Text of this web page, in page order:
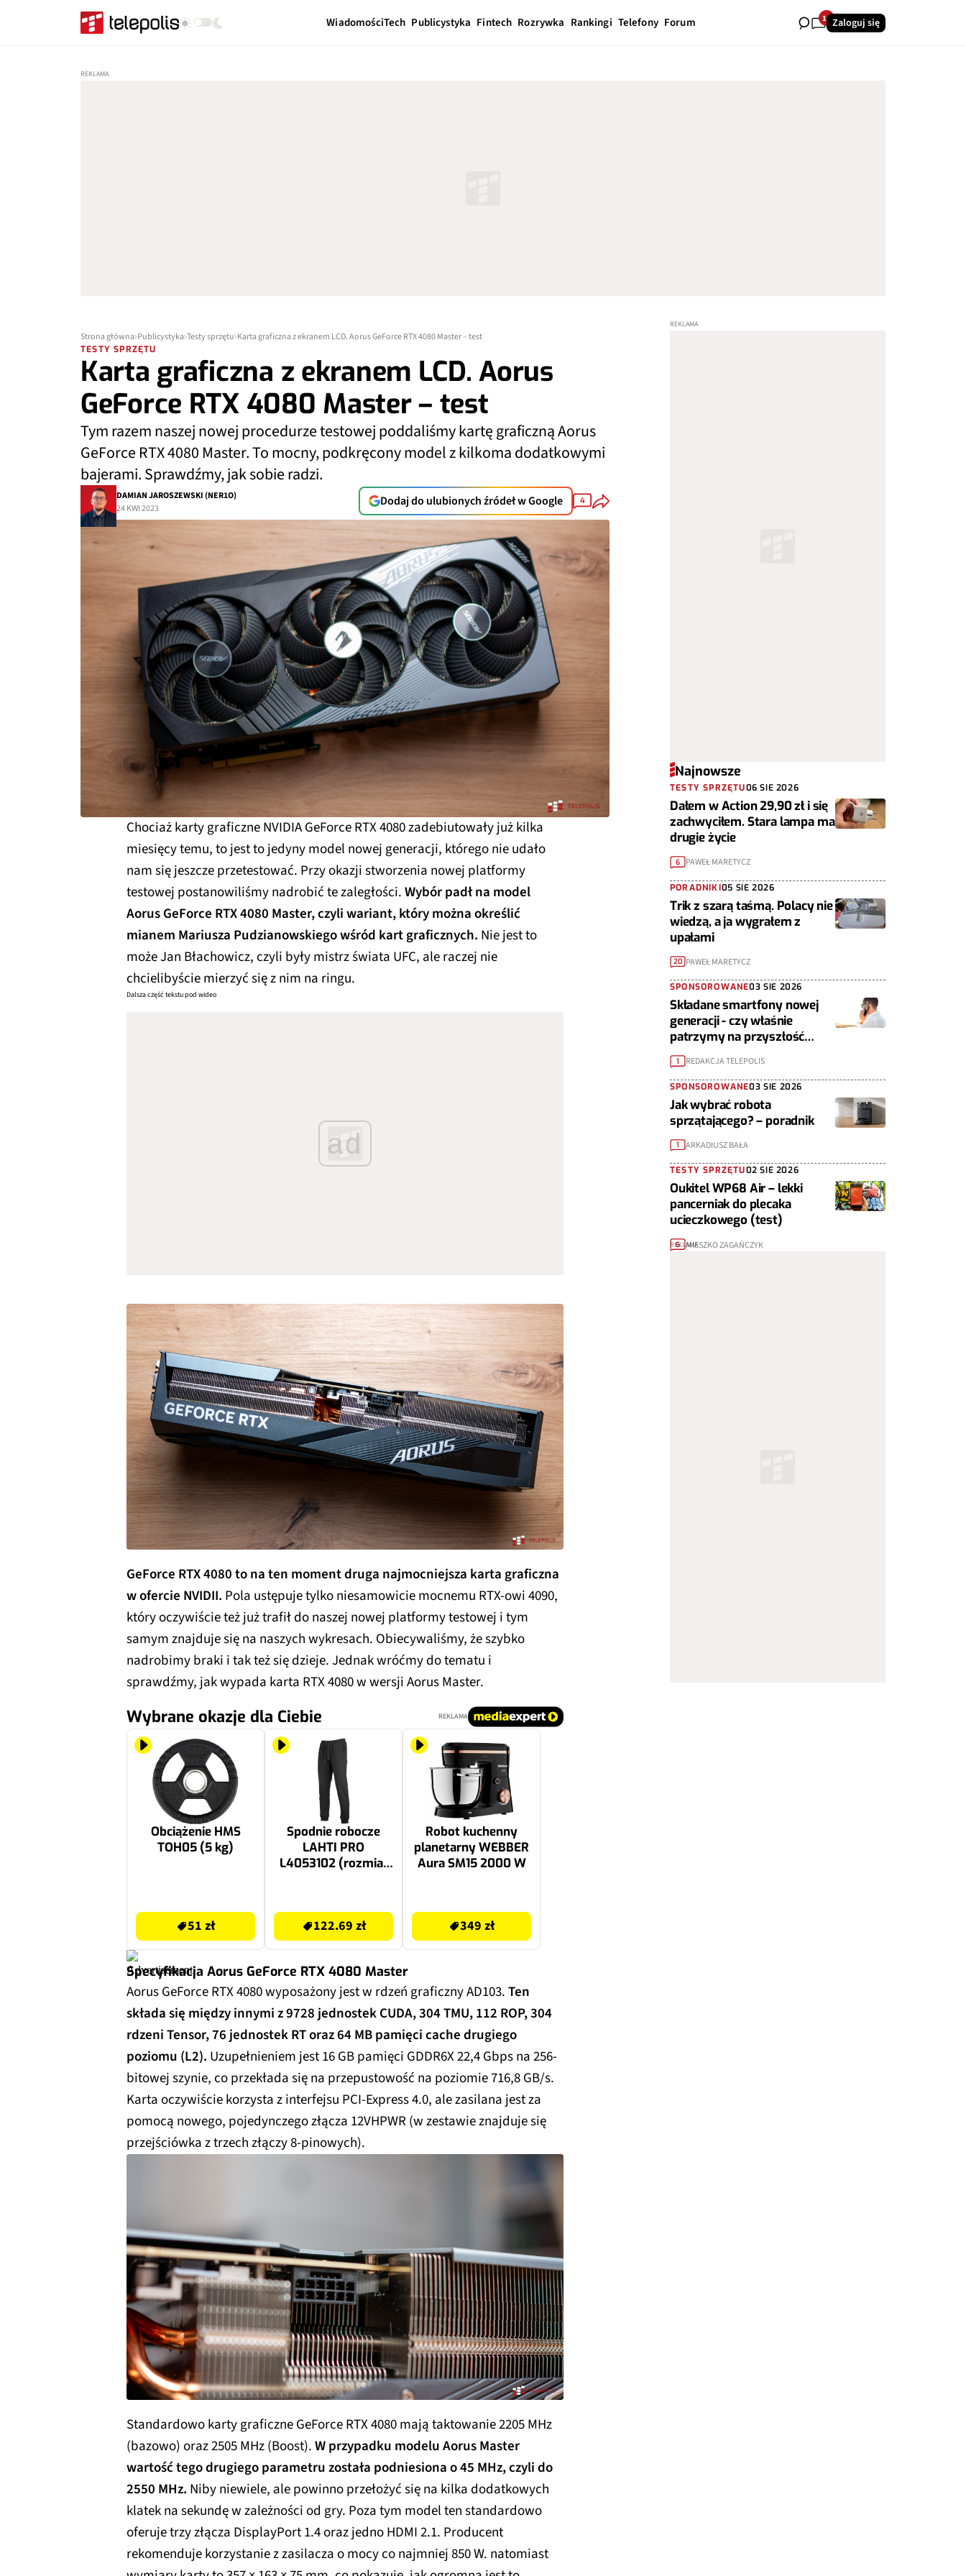
WiadomościTech Publicystyka Fintech Rozrywka Rankingi Telefony Forum 16Zaloguj się
Strona główna Publicystyka Testy sprzętu Karta graficzna z ekranem LCD. Aorus GeForce RTX 4080 Master – test
TESTY SPRZĘTU
Karta graficzna z ekranem LCD. Aorus
GeForce RTX 4080 Master – test
Tym razem naszej nowej procedurze testowej poddaliśmy kartę graficzną Aorus
GeForce RTX 4080 Master. To mocny, podkręcony model z kilkoma dodatkowymi
bajerami. Sprawdźmy, jak sobie radzi.
DAMIAN JAROSZEWSKI (NER1O)
24 KWI 2023
Dodaj do ulubionych źródeł w Google 4
Chociaż karty graficzne NVIDIA GeForce RTX 4080 zadebiutowały już kilka
miesięcy temu, to jest to jedyny model nowej generacji, którego nie udało
nam się jeszcze przetestować. Przy okazji stworzenia nowej platformy
testowej postanowiliśmy nadrobić te zaległości.Wybór padł na model
Aorus GeForce RTX 4080 Master, czyli wariant, który można określić
mianem Mariusza Pudzianowskiego wśród kart graficznych. Nie jest to
może Jan Błachowicz, czyli były mistrz świata UFC, ale raczej nie
chcielibyście mierzyć się z nim na ringu.
Dalsza część tekstu pod wideo
ad
GeForce RTX 4080 to na ten moment druga najmocniejsza karta graficzna
w ofercie NVIDII. Pola ustępuje tylko niesamowicie mocnemu RTX-owi 4090,
który oczywiście też już trafił do naszej nowej platformy testowej i tym
samym znajduje się na naszych wykresach. Obiecywaliśmy, że szybko
nadrobimy braki i tak też się dzieje. Jednak wróćmy do tematu i
sprawdźmy, jak wypada karta RTX 4080 w wersji Aorus Master.
Wybrane okazje dla Ciebie REKLAMA
Obciążenie HMS
TOH05 (5 kg)
51 zł
Spodnie robocze
LAHTI PRO
L4053102 (rozmiar
122.69 zł
Robot kuchenny
planetarny WEBBER
Aura SM15 2000 W
349 zł
Specyfikacja Aorus GeForce RTX 4080 Master
Aorus GeForce RTX 4080 wyposażony jest w rdzeń graficzny AD103.Ten
składa się między innymi z 9728 jednostek CUDA, 304 TMU, 112 ROP, 304
rdzeni Tensor, 76 jednostek RT oraz 64 MB pamięci cache drugiego
poziomu (L2). Uzupełnieniem jest 16 GB pamięci GDDR6X 22,4 Gbps na 256-
bitowej szynie, co przekłada się na przepustowość na poziomie 716,8 GB/s.
Karta oczywiście korzysta z interfejsu PCI-Express 4.0, ale zasilana jest za
pomocą nowego, pojedynczego złącza 12VHPWR (w zestawie znajduje się
przejściówka z trzech złączy 8-pinowych).
Standardowo karty graficzne GeForce RTX 4080 mają taktowanie 2205 MHz
(bazowo) oraz 2505 MHz (Boost).W przypadku modelu Aorus Master
wartość tego drugiego parametru została podniesiona o 45 MHz, czyli do
2550 MHz. Niby niewiele, ale powinno przełożyć się na kilka dodatkowych
klatek na sekundę w zależności od gry. Poza tym model ten standardowo
oferuje trzy złącza DisplayPort 1.4 oraz jedno HDMI 2.1. Producent
rekomenduje korzystanie z zasilacza o mocy co najmniej 850 W. natomiast
Najnowsze
TESTY SPRZĘTU06 SIE 2026
Dałem w Action 29,90 zł i się
zachwyciłem. Stara lampa ma
drugie życie
6 PAWEŁ MARETYCZ
PORADNIKI05 SIE 2026
Trik z szarą taśmą. Polacy nie
wiedzą, a ja wygrałem z
upałami
20 PAWEŁ MARETYCZ
SPONSOROWANE03 SIE 2026
Składane smartfony nowej
generacji - czy właśnie
patrzymy na przyszłość
urządzeń mobilnych?
1 REDAKCJA TELEPOLIS
SPONSOROWANE03 SIE 2026
Jak wybrać robota
sprzątającego? – poradnik
1 ARKADIUSZ BAŁA
TESTY SPRZĘTU02 SIE 2026
Oukitel WP68 Air – lekki
pancerniak do plecaka
ucieczkowego (test)
6 MIESZKO ZAGAŃCZYK